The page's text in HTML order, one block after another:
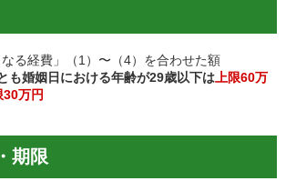
る経費」（1）〜（4）を合わせた額
も婚姻日における年齢が29歳以下は 上限60万
30万円
期限